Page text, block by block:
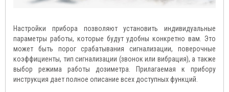
Настройки прибора позволяют установить индивидуальные
параметры работы, которые будут удобны конкретно вам. Это
может быть порог срабатывания сигнализации, поверочные
коэффициенты, тип сигнализации (звонок или вибрация), а также
выбор режима работы дозиметра. Прилагаемая к прибору
инструкция дает полное описание всех доступных функций.